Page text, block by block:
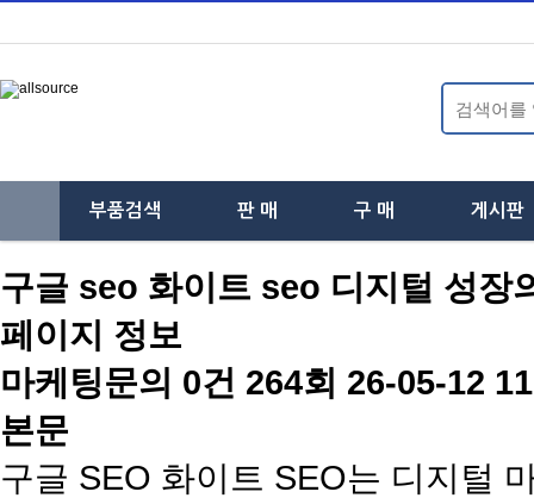
부품검색
위
분
판 매
위
구 매
위
게시판
구글 seo 화이트 seo 디지털 성장
페이지 정보
마케팅문의 0건 264회 26-05-12
본문
구글 SEO 화이트 SEO는 디지털